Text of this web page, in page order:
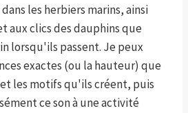
les herbiers marins, ainsi
aux clics des dauphins que
lorsqu'ils passent. Je peux
exactes (ou la hauteur) que
les motifs qu'ils créent, puis
ce son à une activité